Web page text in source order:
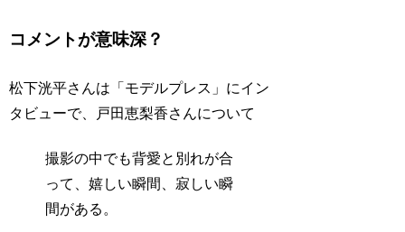
コメントが意味深？
松下洸平さんは「モデルプレス」にイン
タビューで、戸田恵梨香さんについて
撮影の中でも背愛と別れが合
って、嬉しい瞬間、寂しい瞬
間がある。